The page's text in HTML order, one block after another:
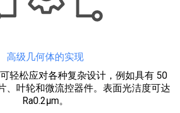
高级几何体的实现
轻松应对各种复杂设计，例如具有 50
、叶轮和微流控器件。表面光洁度可达
Ra0.2μm。